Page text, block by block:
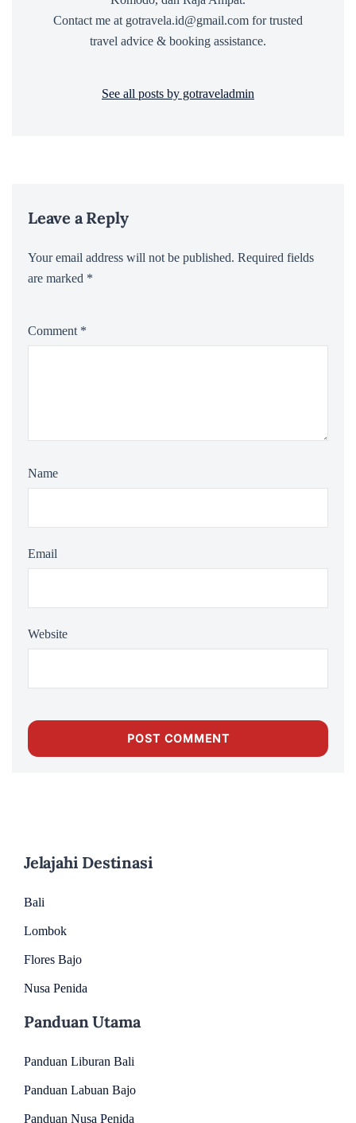
Contact me at gotravela.id@gmail.com for trusted
travel advice & booking assistance.
See all posts by gotraveladmin
Leave a Reply
Your email address will not be published. Required fields
are marked *
Comment *
Name
Email
Website
Jelajahi Destinasi
Bali
Lombok
Flores Bajo
Nusa Penida
Panduan Utama
Panduan Liburan Bali
Panduan Labuan Bajo
Panduan Nusa Penida